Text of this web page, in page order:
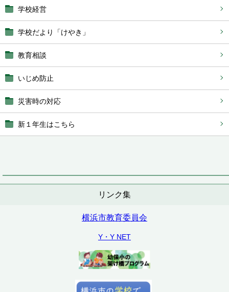
学校経営
学校だより「けやき」
教育相談
いじめ防止
災害時の対応
新１年生はこちら
リンク集
横浜市教育委員会
Y・Y NET